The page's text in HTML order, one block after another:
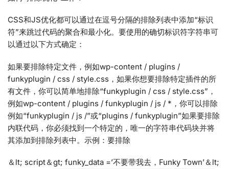
CSS和JS优化都可以通过在逗号分隔的排除列表中添加“标识
符”来跳过代码的聚合和最小化。要使用的确切标识符字符串可
以通过以下方式确定：
如果要排除特定文件，例如wp-content / plugins /
funkyplugin / css / style.css，如果你想要排除特定插件的所
有文件，你可以简单地排除“funkyplugin / css / style.css”，
例如wp-content / plugins / funkyplugin / js / *，你可以排除
例如“funkyplugin / js /”或“plugins / funkyplugin”如果要排除
内联代码，你必须找到一个特定的，唯一的字符串代码块并将
其添加到排除列表中。示例：要排除
＆lt; script＆gt; funky_data =’不要带我去，Funky Town’＆lt;